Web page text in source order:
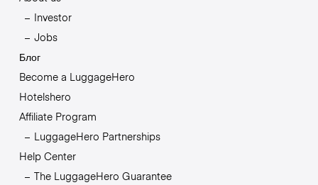
Investor
Jobs
Блог
Become a LuggageHero
Hotelshero
Affiliate Program
LuggageHero Partnerships
Help Center
The LuggageHero Guarantee